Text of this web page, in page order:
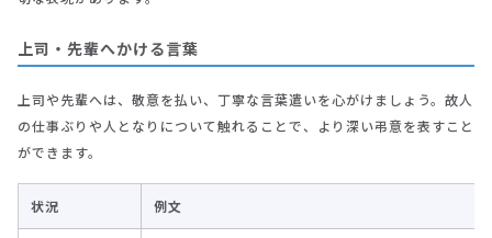
上司・先輩へかける言葉
上司や先輩へは、敬意を払い、丁寧な言葉遣いを心がけましょう。故人
の仕事ぶりや人となりについて触れることで、より深い弔意を表すこと
ができます。
状況 例文